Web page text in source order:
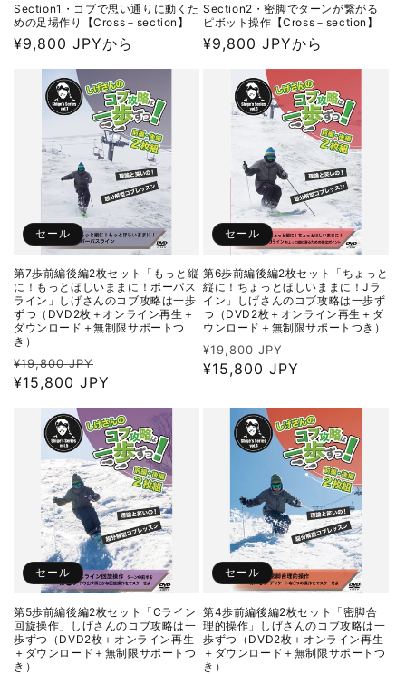
Section1・コブで思い通りに動くた
めの足場作り【Cross－section】
通
¥9,800 JPYから
Section2・密脚でターンが繋がる
ピボット操作【Cross－section】
通
¥9,800 JPYから
セール
第7歩前編後編2枚セット「もっと縦
に！もっとほしいままに！ポーパス
ライン」しげさんのコブ攻略は一歩
ずつ（DVD2枚＋オンライン再生＋
ダウンロード＋無制限サポートつ
き）
通
常
¥19,800 JPY
ー
価
格
¥15,800 JPY
セール
第6歩前編後編2枚セット「ちょっと
縦に！ちょっとほしいままに！Jラ
イン」しげさんのコブ攻略は一歩ず
つ（DVD2枚＋オンライン再生＋ダ
ウンロード＋無制限サポートつき）
通
常
¥19,800 JPY
ー
価
格
¥15,800 JPY
セール
第5歩前編後編2枚セット「Cライン
回旋操作」しげさんのコブ攻略は一
歩ずつ（DVD2枚＋オンライン再生
＋ダウンロード＋無制限サポートつ
き）
セール
第4歩前編後編2枚セット「密脚合
理的操作」しげさんのコブ攻略は一
歩ずつ（DVD2枚＋オンライン再生
＋ダウンロード＋無制限サポートつ
き）